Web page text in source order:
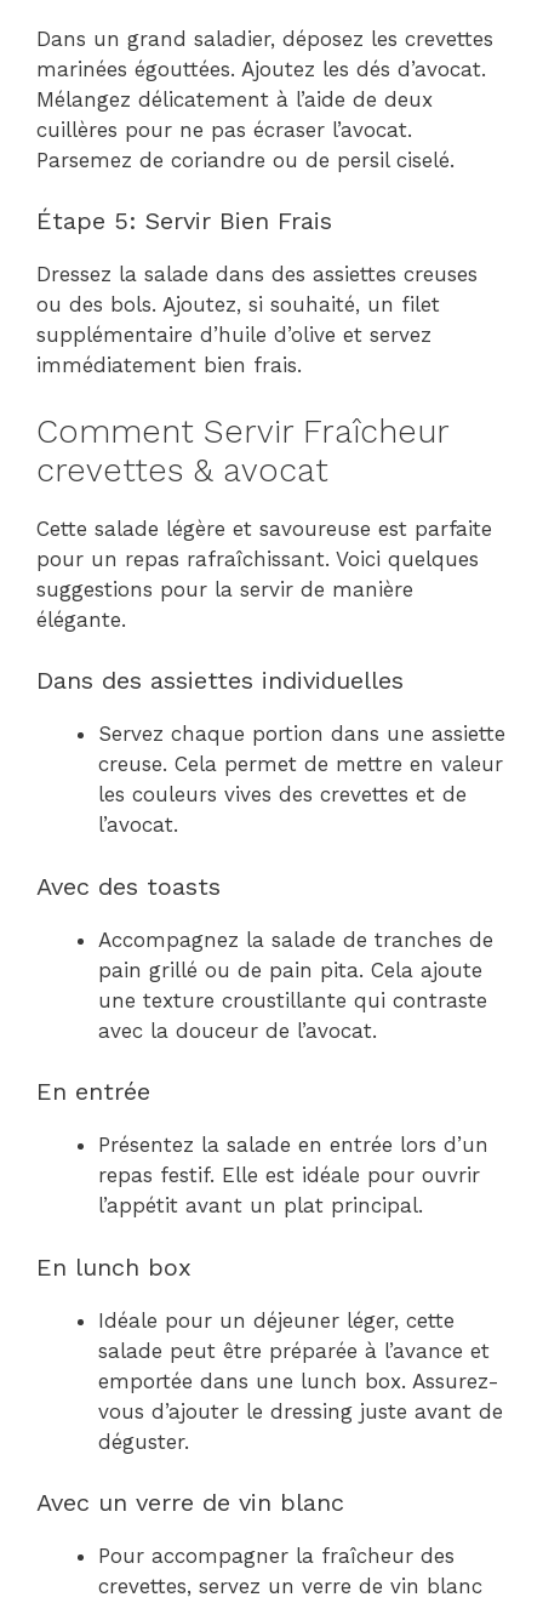
Dans un grand saladier, déposez les crevettes
marinées égouttées. Ajoutez les dés d’avocat.
Mélangez délicatement à l’aide de deux
cuillères pour ne pas écraser l’avocat.
Parsemez de coriandre ou de persil ciselé.
Étape 5: Servir Bien Frais
Dressez la salade dans des assiettes creuses
ou des bols. Ajoutez, si souhaité, un filet
supplémentaire d’huile d’olive et servez
immédiatement bien frais.
Comment Servir Fraîcheur
crevettes & avocat
Cette salade légère et savoureuse est parfaite
pour un repas rafraîchissant. Voici quelques
suggestions pour la servir de manière
élégante.
Dans des assiettes individuelles
Servez chaque portion dans une assiette
creuse. Cela permet de mettre en valeur
les couleurs vives des crevettes et de
l’avocat.
Avec des toasts
Accompagnez la salade de tranches de
pain grillé ou de pain pita. Cela ajoute
une texture croustillante qui contraste
avec la douceur de l’avocat.
En entrée
Présentez la salade en entrée lors d’un
repas festif. Elle est idéale pour ouvrir
l’appétit avant un plat principal.
En lunch box
Idéale pour un déjeuner léger, cette
salade peut être préparée à l’avance et
emportée dans une lunch box. Assurez-
vous d’ajouter le dressing juste avant de
déguster.
Avec un verre de vin blanc
Pour accompagner la fraîcheur des
crevettes, servez un verre de vin blanc